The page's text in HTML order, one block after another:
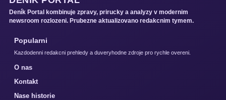
Deník Portal kombinuje zpravy, prirucky a analyzy v modernim
newsroom rozlozeni. Prubezne aktualizovano redakcnim tymem.
Popularni
Kazdodenni redakcni prehledy a duveryhodne zdroje pro rychle overeni.
O nas
Kontakt
Nase historie